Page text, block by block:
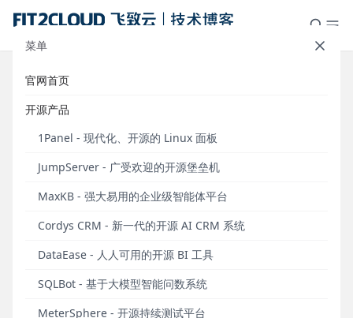
菜单
官网首页
开源产品
1Panel - 现代化、开源的 Linux 面板
JumpServer - 广受欢迎的开源堡垒机
MaxKB - 强大易用的企业级智能体平台
Cordys CRM - 新一代的开源 AI CRM 系统
DataEase - 人人可用的开源 BI 工具
SQLBot - 基于大模型智能问数系统
MeterSphere - 开源持续测试平台
行业模板｜DataEase物业管理大屏
模板推荐
模板市场（https://templates-de.fit2cloud.com
并于2024年1月新增适用于DataEase v2版本的模板分
拿来即用的大屏模板，方便用户根据自身的业务需求
和使用场景选择对应的大屏模板，并且在优质模板的